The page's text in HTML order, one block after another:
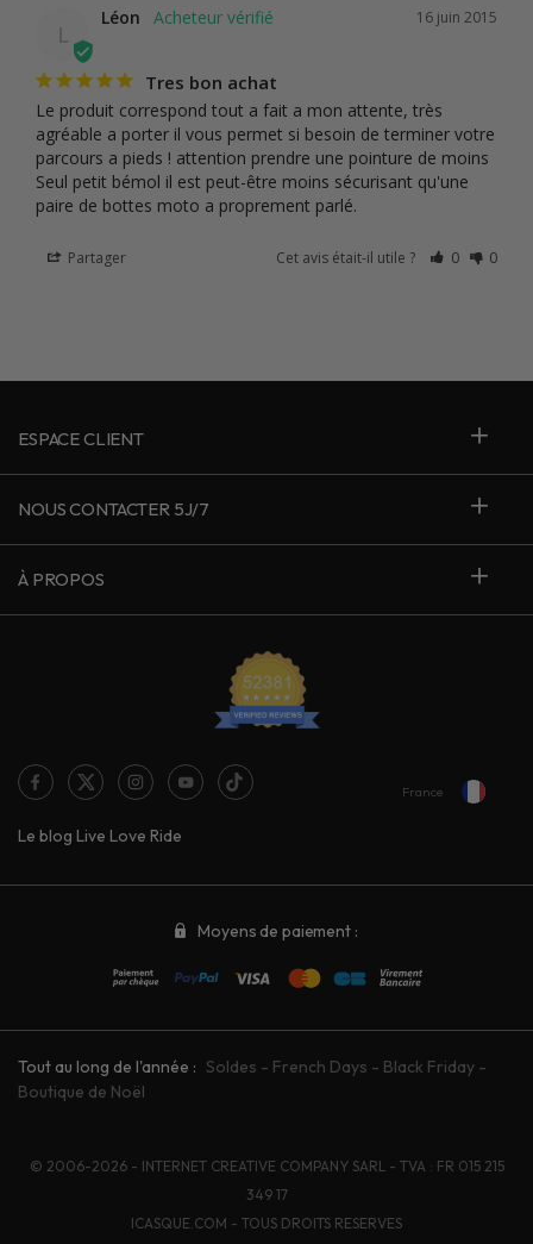
L
16 juin 2015
Léon
Tres bon achat
Le produit correspond tout a fait a mon attente, très
agréable a porter il vous permet si besoin de terminer votre
parcours a pieds ! attention prendre une pointure de moins
Seul petit bémol il est peut-être moins sécurisant qu'une
paire de bottes moto a proprement parlé.
Partager Cet avis était-il utile ? 0 0
ESPACE CLIENT
NOUS CONTACTER 5J/7
À PROPOS
Le blog Live Love Ride
France
Moyens de paiement :
Tout au long de l'année : Soldes - French Days - Black Friday -
Boutique de Noël
© 2006-2026 - INTERNET CREATIVE COMPANY SARL - TVA : FR 015 215
349 17
ICASQUE.COM - TOUS DROITS RESERVES